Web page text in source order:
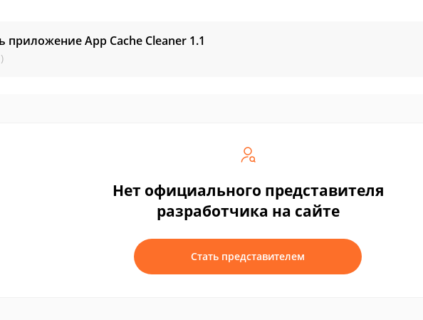
приложение App Cache Cleaner 1.1
Нет официального представителя
разработчика на сайте
Стать представителем